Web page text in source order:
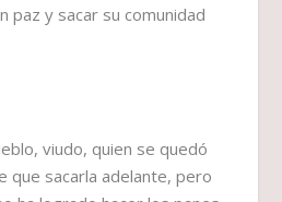
paz y sacar su comunidad
viudo, quien se quedó
que sacarla adelante, pero